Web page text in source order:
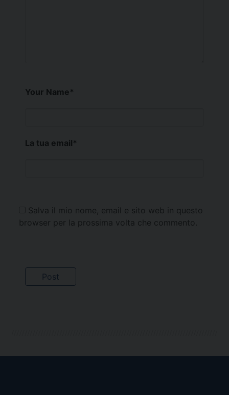
Your Name*
La tua email*
Salva il mio nome, email e sito web in questo
browser per la prossima volta che commento.